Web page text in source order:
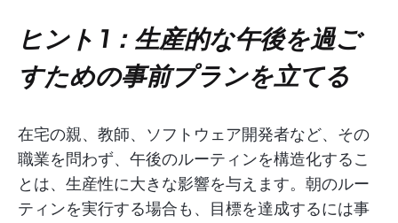
ヒント 1：生産的な午後を過ご
すための事前プランを立てる
在宅の親、教師、ソフトウェア開発者など、その
職業を問わず、午後のルーティンを構造化するこ
とは、生産性に大きな影響を与えます。朝のルー
ティンを実行する場合も、目標を達成するには事